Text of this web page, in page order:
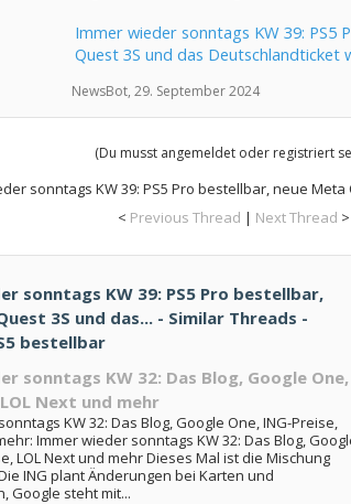
Immer wieder sonntags KW 39: PS5
Quest 3S und das Deutschlandticket
NewsBot, 29. September 2024
(Du musst angemeldet oder registriert
sonntags KW 39: PS5 Pro bestellbar, neue Meta
< Previous Thread | Next Thread >
sonntags KW 39: PS5 Pro bestellbar,
3S und das... - Similar Threads -
bestellbar
sonntags KW 32: Das Blog, Google One,
Next und mehr
KW 32: Das Blog, Google One, ING-Preise,
Immer wieder sonntags KW 32: Das Blog,
LOL Next und mehr Dieses Mal ist die Mischung
ING plant Änderungen bei Karten und
Google steht mit...